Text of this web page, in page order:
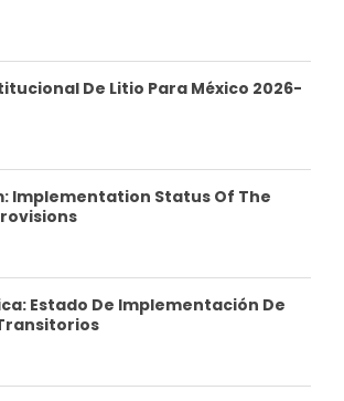
De Litio Para México 2026-
Implementation Status Of The
Estado De Implementación De